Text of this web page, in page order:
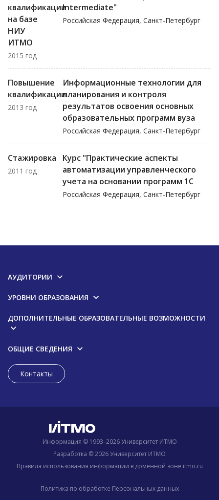
квалификации
на базе
НИУ
ИТМО
2015 год
Intermediate"
Российская Федерация, Санкт-Петербург
Повышение
квалификации
2013 год
Информационные технологии для
планирования и контроля
результатов освоения основных
образовательных программ вуза
Российская Федерация, Санкт-Петербург
Стажировка
2011 год
Курс "Практические аспекты
автоматизации управленческого
учета на основании программ 1С
Российская Федерация, Санкт-Петербург
АУДИТОРИИ
УРОВНИ ОБРАЗОВАНИЯ
ДОПОЛНИТЕЛЬНЫЕ ОБРАЗОВАТЕЛЬНЫЕ ВОЗМОЖНОСТИ
ОБЩИЕ СВЕДЕНИЯ
Контакты
Информация © 1993–2026 Университет ИТМО
Разработка © 2026 Университет ИТМО
Правила использования информации в доменной зоне itmo.ru
Политика по обработке Персональных данных